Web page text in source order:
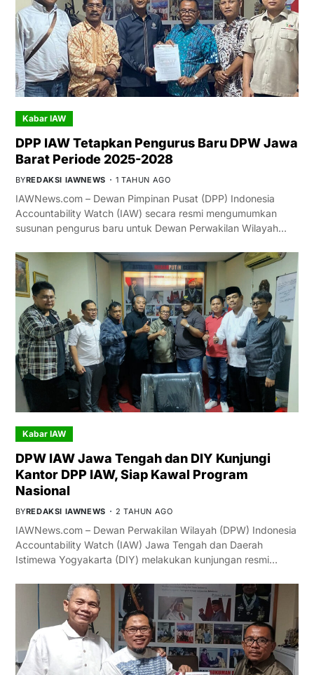
Kabar IAW
DPP IAW Tetapkan Pengurus Baru DPW Jawa
Barat Periode 2025-2028
BYREDAKSI IAWNEWS 1 TAHUN AGO
IAWNews.com – Dewan Pimpinan Pusat (DPP) Indonesia
Accountability Watch (IAW) secara resmi mengumumkan
susunan pengurus baru untuk Dewan Perwakilan Wilayah…
Kabar IAW
DPW IAW Jawa Tengah dan DIY Kunjungi
Kantor DPP IAW, Siap Kawal Program
Nasional
BYREDAKSI IAWNEWS 2 TAHUN AGO
IAWNews.com – Dewan Perwakilan Wilayah (DPW) Indonesia
Accountability Watch (IAW) Jawa Tengah dan Daerah
Istimewa Yogyakarta (DIY) melakukan kunjungan resmi…